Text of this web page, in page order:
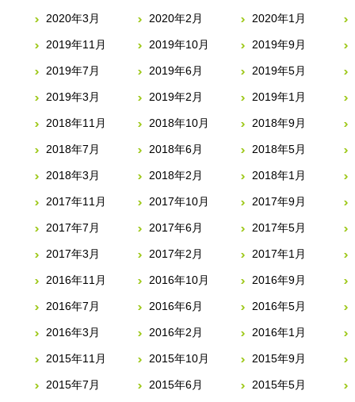
2020年3月 2020年2月 2020年1月
2019年11月 2019年10月 2019年9月
2019年7月 2019年6月 2019年5月
2019年3月 2019年2月 2019年1月
2018年11月 2018年10月 2018年9月
2018年7月 2018年6月 2018年5月
2018年3月 2018年2月 2018年1月
2017年11月 2017年10月 2017年9月
2017年7月 2017年6月 2017年5月
2017年3月 2017年2月 2017年1月
2016年11月 2016年10月 2016年9月
2016年7月 2016年6月 2016年5月
2016年3月 2016年2月 2016年1月
2015年11月 2015年10月 2015年9月
2015年7月 2015年6月 2015年5月